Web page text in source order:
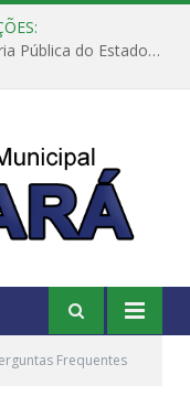
Câmara Municipal de Acará e Defensoria Pública do Estado, promovem Ação Balcão de Direitos
Frequentes